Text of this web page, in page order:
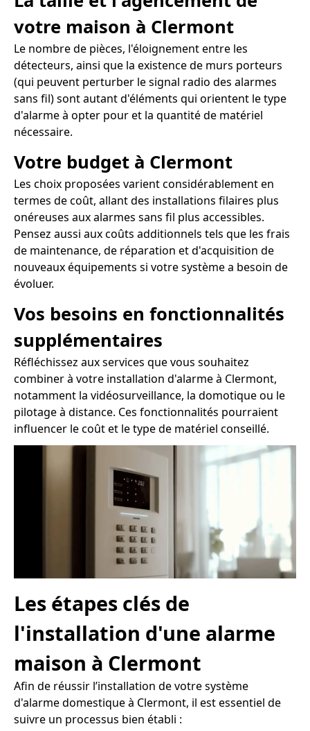
votre maison à Clermont
Le nombre de pièces, l'éloignement entre les
détecteurs, ainsi que la existence de murs porteurs
(qui peuvent perturber le signal radio des alarmes
sans fil) sont autant d'éléments qui orientent le type
d'alarme à opter pour et la quantité de matériel
nécessaire.
Votre budget à Clermont
Les choix proposées varient considérablement en
termes de coût, allant des installations filaires plus
onéreuses aux alarmes sans fil plus accessibles.
Pensez aussi aux coûts additionnels tels que les frais
de maintenance, de réparation et d'acquisition de
nouveaux équipements si votre système a besoin de
évoluer.
Vos besoins en fonctionnalités
supplémentaires
Réfléchissez aux services que vous souhaitez
combiner à votre installation d'alarme à Clermont,
notamment la vidéosurveillance, la domotique ou le
pilotage à distance. Ces fonctionnalités pourraient
influencer le coût et le type de matériel conseillé.
Les étapes clés de
l'installation d'une alarme
maison à Clermont
Afin de réussir l’installation de votre système
d'alarme domestique à Clermont, il est essentiel de
suivre un processus bien établi :